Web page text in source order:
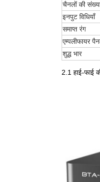
चैनलों की
इनपुट विधियाँ
समाप्त रंग
एम्पलीफायर
शुद्ध भार
2.1 हाई-फाई